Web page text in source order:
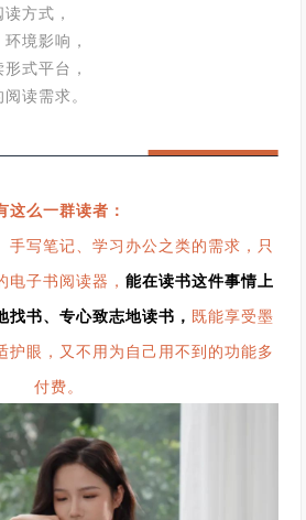
方式，
境影响，
式平台，
读需求。
这么一群读者：
手写笔记、学习办公之类的需求，只
子书阅读器， 能在读书这件事情上
书、专心致志地读书， 既能享受墨
护眼，又不用为自己用不到的功能多
付费。